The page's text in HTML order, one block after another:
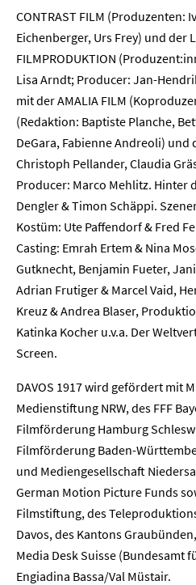
CONTRAST FILM (Produzenten:
Eichenberger, Urs Frey) und der
FILMPRODUKTION
Lisa Arndt; Producer: Jan-
mit der AMALIA FILM
(Redaktion: Baptiste Planche,
DeGara, Fabienne Andreoli) und
Christoph Pellander, Claudia
Producer: Marco Mehlitz. Hinter
Dengler & Timon Schäppi.
Kostüm: Ute Paffendorf & Fred
Casting: Emrah Ertem & Nina
Gutknecht, Benjamin Fueter,
Adrian Frutiger & Marcel Vaid,
Kreuz & Andrea Blaser,
Katinka Kocher u.v.a. Der
Screen.
DAVOS 1917 wird gefördert mit
Medienstiftung NRW, des FFF
Filmförderung Hamburg
Filmförderung Baden-
und Mediengesellschaft
German Motion Picture Funds
Filmstiftung, des
Davos, des Kantons
Media Desk Suisse (Bundesamt
Engiadina Bassa/Val Müstair.
Karriere
Kontakt
Newsletter Datenschutz